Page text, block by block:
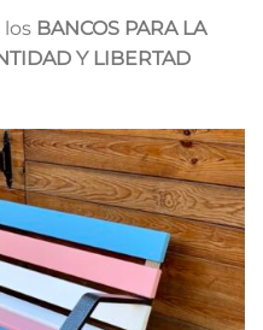
BANCOS PARA LA
Y LIBERTAD